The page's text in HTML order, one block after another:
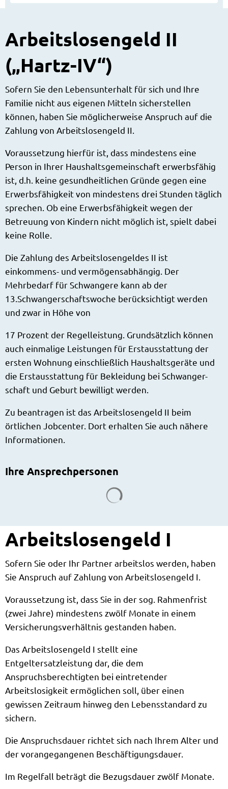
Arbeitslosengeld II
(„Hartz-IV“)
Sofern Sie den Lebensunterhalt für sich und Ihre
Familie nicht aus eigenen Mitteln sicherstellen
können, haben Sie möglicherweise Anspruch auf die
Zahlung von Arbeitslosengeld II.
Voraussetzung hierfür ist, dass mindestens eine
Person in Ihrer Haushaltsgemeinschaft erwerbsfähig
ist, d.h. keine gesundheitlichen Gründe gegen eine
Erwerbsfähigkeit von mindestens drei Stunden täglich
sprechen. Ob eine Erwerbsfähigkeit wegen der
Betreuung von Kindern nicht möglich ist, spielt dabei
keine Rolle.
Die Zahlung des Arbeitslosengeldes II ist
einkommens- und vermögensabhängig. Der
Mehrbedarf für Schwangere kann ab der
13.Schwangerschaftswoche berücksichtigt werden
und zwar in Höhe von
17 Prozent der Regelleistung. Grundsätzlich können
auch einmalige Leistungen für Erstausstattung der
ersten Wohnung einschließlich Haushaltsgeräte und
die Erstausstattung für Bekleidung bei Schwanger-
schaft und Geburt bewilligt werden.
Zu beantragen ist das Arbeitslosengeld II beim
örtlichen Jobcenter. Dort erhalten Sie auch nähere
Informationen.
Ihre Ansprechpersonen
Arbeitslosengeld I
Sofern Sie oder Ihr Partner arbeitslos werden, haben
Sie Anspruch auf Zahlung von Arbeitslosengeld I.
Voraussetzung ist, dass Sie in der sog. Rahmenfrist
(zwei Jahre) mindestens zwölf Monate in einem
Versicherungsverhältnis gestanden haben.
Das Arbeitslosengeld I stellt eine
Entgeltersatzleistung dar, die dem
Anspruchsberechtigten bei eintretender
Arbeitslosigkeit ermöglichen soll, über einen
gewissen Zeitraum hinweg den Lebensstandard zu
sichern.
Die Anspruchsdauer richtet sich nach Ihrem Alter und
der vorangegangenen Beschäftigungsdauer.
Im Regelfall beträgt die Bezugsdauer zwölf Monate.